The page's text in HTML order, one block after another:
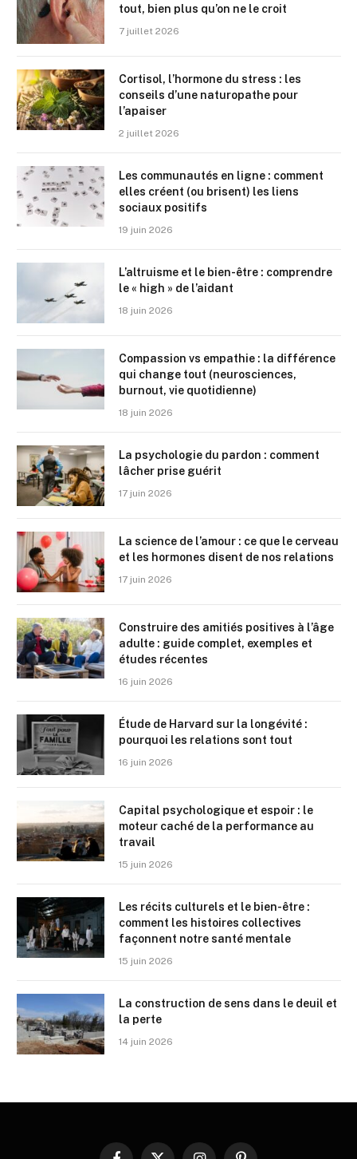
tout, bien plus qu’on ne le croit
7 juillet 2026
Cortisol, l’hormone du stress : les
conseils d’une naturopathe pour
l’apaiser
2 juillet 2026
Les communautés en ligne : comment
elles créent (ou brisent) les liens
sociaux positifs
19 juin 2026
L’altruisme et le bien-être : comprendre
le « high » de l’aidant
18 juin 2026
Compassion vs empathie : la différence
qui change tout (neurosciences,
burnout, vie quotidienne)
18 juin 2026
La psychologie du pardon : comment
lâcher prise guérit
17 juin 2026
La science de l’amour : ce que le cerveau
et les hormones disent de nos relations
17 juin 2026
Construire des amitiés positives à l’âge
adulte : guide complet, exemples et
études récentes
16 juin 2026
Étude de Harvard sur la longévité :
pourquoi les relations sont tout
16 juin 2026
Capital psychologique et espoir : le
moteur caché de la performance au
travail
15 juin 2026
Les récits culturels et le bien-être :
comment les histoires collectives
façonnent notre santé mentale
15 juin 2026
La construction de sens dans le deuil et
la perte
14 juin 2026